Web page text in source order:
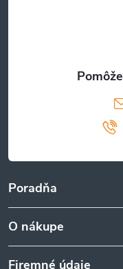
Poradňa
O nákupe
Firemné údaje